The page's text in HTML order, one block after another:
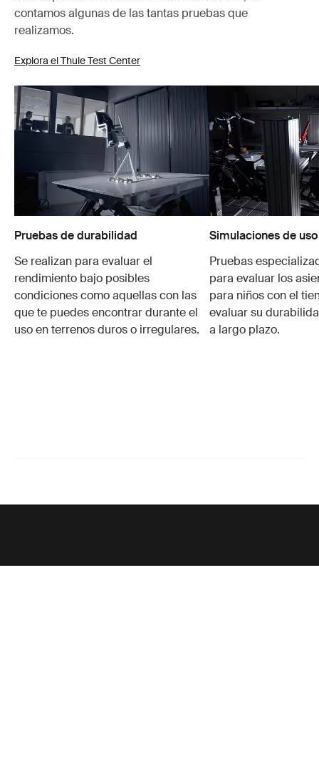
contamos algunas de las tantas pruebas que
realizamos.
Explora el Thule Test Center
Pruebas de durabilidad
Se realizan para evaluar el
rendimiento bajo posibles
condiciones como aquellas con las
que te puedes encontrar durante el
uso en terrenos duros o irregulares.
Simulaciones de
Pruebas
para evaluar los
para niños con el
evaluar su
a largo plazo.